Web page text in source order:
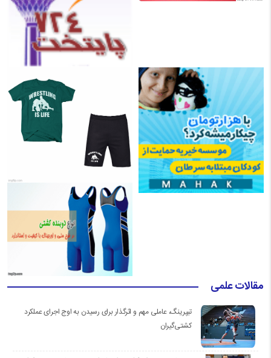
مقالات علمی
تیپرینگ، عاملی مهم و اثرگذار برای رسیدن به اوج اجرای عملکرد
کشتی‌گیران